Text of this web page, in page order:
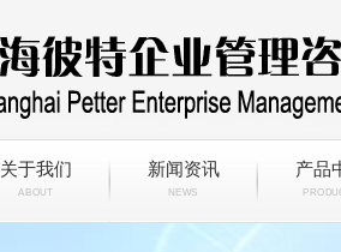
关于我们
ABOUT
新闻资讯
NEWS
产品